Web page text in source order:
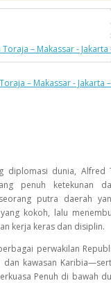
– Makassar -
diplomasi dunia, Alfred
penuh ketekunan
putra daerah
kokoh, lalu
kerja keras dan disiplin.
perwakilan
kawasan
Penuh di bawah